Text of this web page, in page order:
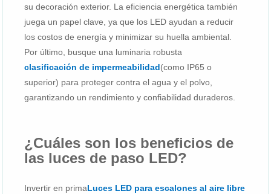
su decoración exterior. La eficiencia energética también
juega un papel clave, ya que los LED ayudan a reducir
los costos de energía y minimizar su huella ambiental.
Por último, busque una luminaria robusta
clasificación de impermeabilidad(como IP65 o
superior) para proteger contra el agua y el polvo,
garantizando un rendimiento y confiabilidad duraderos.
¿Cuáles son los beneficios de
las luces de paso LED?
Invertir en primaLuces LED para escalones al aire libre